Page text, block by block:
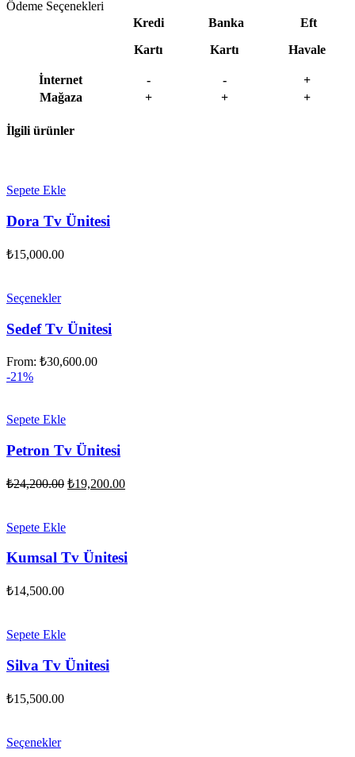
Ödeme Seçenekleri
Kredi
Kartı
Banka
Kartı
Eft
Havale
İnternet - -
+
Mağaza
+ + +
İlgili ürünler
Sepete Ekle
Dora Tv Ünitesi
₺15,000.00
Seçenekler
Sedef Tv Ünitesi
From: ₺30,600.00
-21%
Sepete Ekle
Petron Tv Ünitesi
₺24,200.00 Orijinal
₺19,200.00Şu
Sepete Ekle
Kumsal Tv Ünitesi
₺14,500.00
Sepete Ekle
Silva Tv Ünitesi
₺15,500.00
Seçenekler